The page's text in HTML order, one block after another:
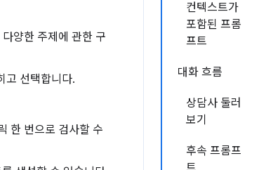
컨텍스트가
포함된 프롬
프트
대화 흐름
상담사 둘러
보기
후속 프롬프
양한 주제에 관한 구
고 선택합니다.
한 번으로 검사할 수